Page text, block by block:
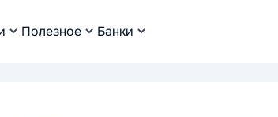
Полезное Банки